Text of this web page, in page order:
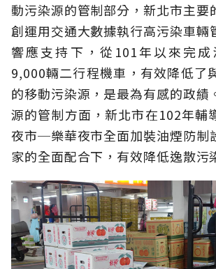
動污染源的管制部分，新北市主要
創運用交通大數據執行高污染車輛
響應支持下，從101年以來完
9,000輛二行程機車，有效降低了
的移動污染源，是最為有感的政績
源的管制方面，新北市在102年輔
夜市─樂華夜市全面加裝油煙防制
家的全面配合下，有效降低逸散污